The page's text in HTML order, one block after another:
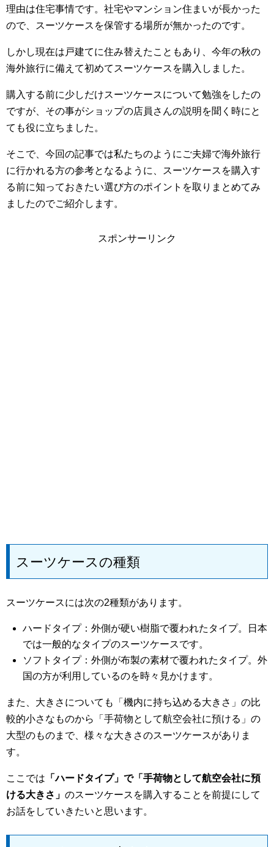
理由は住宅事情です。社宅やマンション住まいが長かった
ので、スーツケースを保管する場所が無かったのです。
しかし現在は戸建てに住み替えたこともあり、今年の秋の
海外旅行に備えて初めてスーツケースを購入しました。
購入する前に少しだけスーツケースについて勉強をしたの
ですが、その事がショップの店員さんの説明を聞く時にと
ても役に立ちました。
そこで、今回の記事では私たちのようにご夫婦で海外旅行
に行かれる方の参考となるように、スーツケースを購入す
る前に知っておきたい選び方のポイントを取りまとめてみ
ましたのでご紹介します。
スポンサーリンク
スーツケースの種類
スーツケースには次の2種類があります。
ハードタイプ：外側が硬い樹脂で覆われたタイプ。日本
では一般的なタイプのスーツケースです。
ソフトタイプ：外側が布製の素材で覆われたタイプ。外
国の方が利用しているのを時々見かけます。
また、大きさについても「機内に持ち込める大きさ」の比
較的小さなものから「手荷物として航空会社に預ける」の
大型のものまで、様々な大きさのスーツケースがありま
す。
ここでは 「ハードタイプ」で「手荷物として航空会社に預
ける大きさ」 のスーツケースを購入することを前提にして
お話をしていきたいと思います。